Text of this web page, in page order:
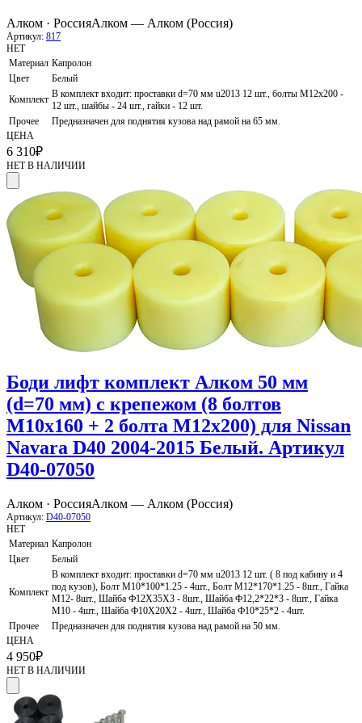
Алком · РоссияАлком — Алком (Россия)
Артикул: 817
НЕТ
Материал Капролон
Цвет
Белый
Комплект В комплект входит: проставки d=70 мм u2013 12 шт., болты М12х200 -
12 шт., шайбы - 24 шт., гайки - 12 шт.
Прочее
Предназначен для поднятия кузова над рамой на 65 мм.
ЦЕНА
6 310₽
НЕТ В НАЛИЧИИ
Боди лифт комплект Алком 50 мм
(d=70 мм) с крепежом (8 болтов
М10х160 + 2 болта М12х200) для Nissan
Navara D40 2004-2015 Белый. Артикул
D40-07050
Алком · РоссияАлком — Алком (Россия)
Артикул: D40-07050
НЕТ
Материал Капролон
Цвет
Белый
Комплект
В комплект входит: проставки d=70 мм u2013 12 шт. ( 8 под кабину и 4
под кузов), Болт М10*100*1.25 - 4шт., Болт М12*170*1.25 - 8шт., Гайка
М12- 8шт., Шайба Ф12Х35Х3 - 8шт., Шайба Ф12,2*22*3 - 8шт., Гайка
М10 - 4шт., Шайба Ф10Х20Х2 - 4шт., Шайба Ф10*25*2 - 4шт.
Прочее
Предназначен для поднятия кузова над рамой на 50 мм.
ЦЕНА
4 950₽
НЕТ В НАЛИЧИИ